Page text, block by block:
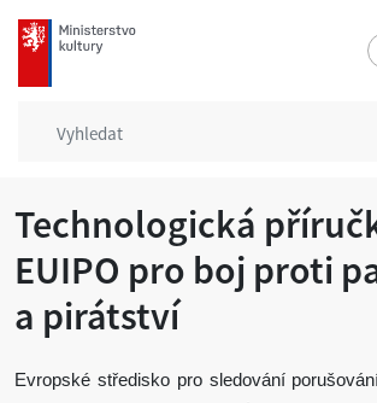
mkcr.cz
Technologická
EUIPO pro boj proti
a pirátství
Evropské středisko pro sledování